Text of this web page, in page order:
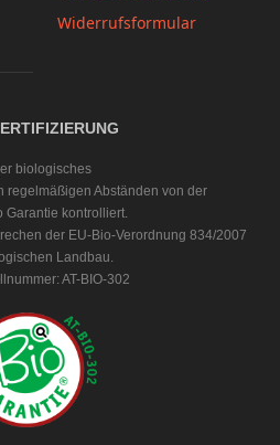
Widerrufsformular
biologisches
regelmäßigen Abständen von der
Garantie kontrolliert.
der EU-Bio-Verordnung 834/2007
Landbau.
AT-BIO-302